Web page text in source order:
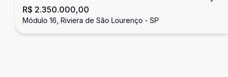
R$ 2.350.000,00
Módulo 16, Riviera de São Lourenço - SP